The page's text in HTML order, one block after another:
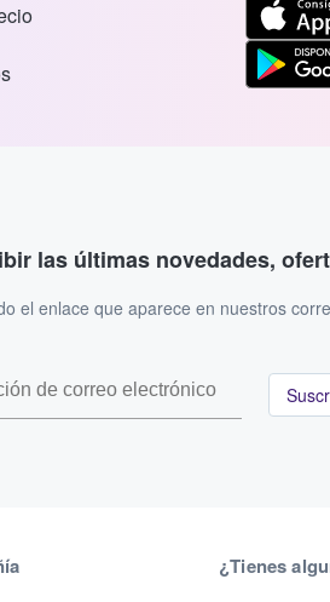
las últimas novedades,
el enlace que aparece en nuestros
¿Tienes